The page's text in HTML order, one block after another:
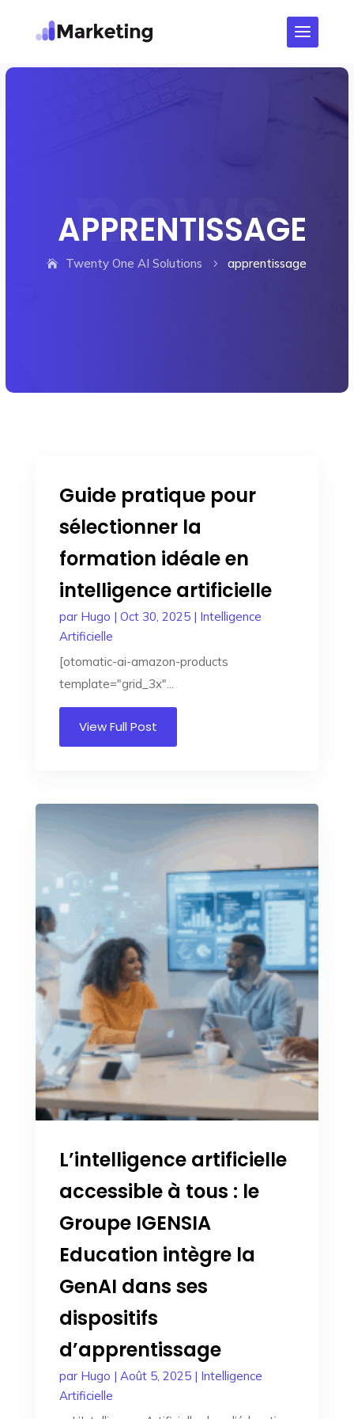
APPRENTISSAGE
Twenty One AI Solutions 5 apprentissage
Guide pratique pour
sélectionner la
formation idéale en
intelligence artificielle
par Hugo | Oct 30, 2025| Intelligence
Artificielle
[otomatic-ai-amazon-products
template="grid_3x"...
View Full Post
L’intelligence artificielle
accessible à tous : le
Groupe IGENSIA
Education intègre la
GenAI dans ses
dispositifs
d’apprentissage
par Hugo | Août 5, 2025| Intelligence
Artificielle